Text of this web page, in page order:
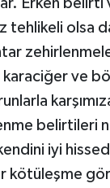
tehlikeli olsa
karaciğer ve
belirtileri
iyi
kötüleşme